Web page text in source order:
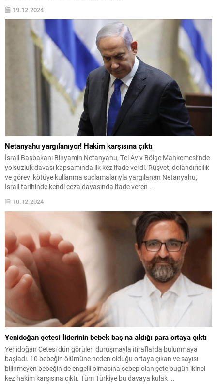
19.12.2024
Netanyahu yargılanıyor! Hakim karşısına çıktı
İsrail Başbakanı Binyamin Netanyahu, Tel Aviv Bölge Mahkemesi’nde
yolsuzluk davası kapsamında ilk kez ifade verdi. Rüşvet, dolandırıcılık
ve görevi kötüye kullanma suçlamalarıyla yargılanan Netanyahu,
İsrail tarihinde kendi ceza davasında ifade veren ...
10.12.2024
Yenidoğan çetesi liderinin bebek başına aldığı para ortaya çıktı
Yenidoğan Çetesi dün görülen duruşmayla itiraflarda bulunmaya
başladı. 10 bebeğin ölümüne neden olduğu ortaya çıkan ve sayısı
bilinmeyen bebeğin de engelli olmasına sebep olan çete bugün ikinci
kez hakim karşısına çıktı. Tüm Türkiye bu davaya kulak ...